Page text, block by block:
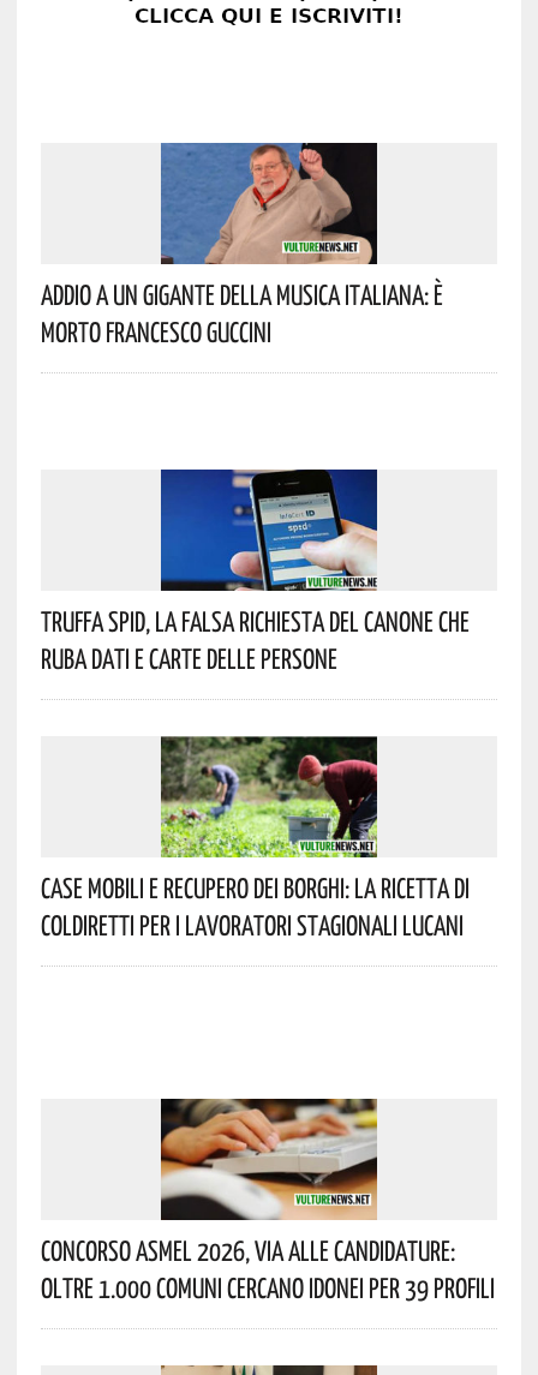
Addio A Un Gigante Della Musica Italiana: È
Morto Francesco Guccini
Truffa Spid, La Falsa Richiesta Del Canone Che
Ruba Dati E Carte Delle Persone
Case Mobili E Recupero Dei Borghi: La Ricetta Di
Coldiretti Per I Lavoratori Stagionali Lucani
Concorso Asmel 2026, Via Alle Candidature:
Oltre 1.000 Comuni Cercano Idonei Per 39 Profili